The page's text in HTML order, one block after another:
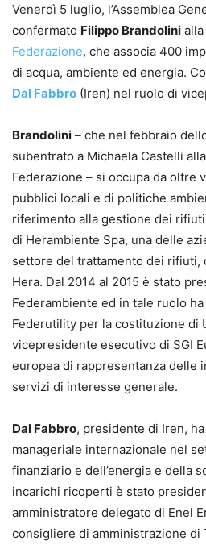
Venerdì 5 luglio, l’Assemblea
confermato Filippo Brandolini alla
Federazione, che associa 400
di acqua, ambiente ed energia.
Dal Fabbro (Iren) nel ruolo di
Brandolini – che nel febbraio
subentrato a Michaela Castelli
Federazione – si occupa da oltre
pubblici locali e di politiche
riferimento alla gestione dei
di Herambiente Spa, una delle
settore del trattamento dei rifiuti,
Hera. Dal 2014 al 2015 è stato
Federambiente ed in tale ruolo
Federutility per la costituzione di
vicepresidente esecutivo di SGI
europea di rappresentanza delle
servizi di interesse generale.
Dal Fabbro, presidente di Iren,
manageriale internazionale nel
finanziario e dell’energia e della
incarichi ricoperti è stato
amministratore delegato di Enel
consigliere di amministrazione di